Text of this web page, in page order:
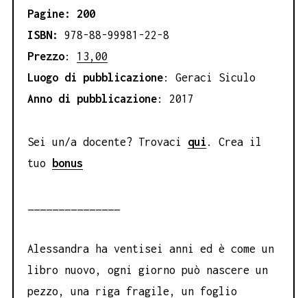
Pagine: 200
ISBN: 978-88-99981-22-8
Prezzo: 13,00
Luogo di pubblicazione: Geraci Siculo
Anno di pubblicazione: 2017
Sei un/a docente? Trovaci qui . Crea il
tuo
bonus
Alessandra ha ventisei anni ed è come un
libro nuovo, ogni giorno può nascere un
pezzo, una riga fragile, un foglio